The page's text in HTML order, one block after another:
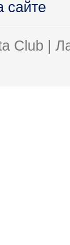
сайте
Club |